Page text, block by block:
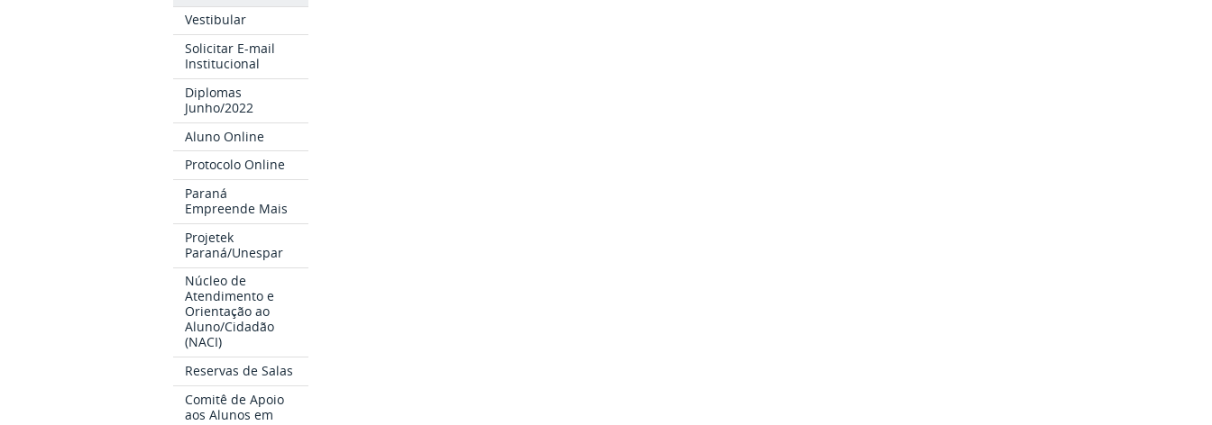
Vestibular
Solicitar E-mail
Institucional
Diplomas
Junho/2022
Aluno Online
Protocolo Online
Paraná
Empreende Mais
Projetek
Paraná/Unespar
Núcleo de
Atendimento e
Orientação ao
Aluno/Cidadão
(NACI)
Reservas de Salas
Comitê de Apoio
aos Alunos em